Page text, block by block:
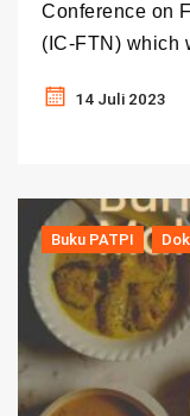
Conference on
(IC-FTN) which
14 Juli 2023
Buku PATPI